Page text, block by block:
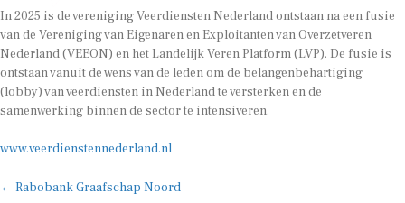
In 2025 is de vereniging Veerdiensten Nederland ontstaan na een fusie
van de Vereniging van Eigenaren en Exploitanten van Overzetveren
Nederland (VEEON) en het Landelijk Veren Platform (LVP). De fusie is
ontstaan vanuit de wens van de leden om de belangenbehartiging
(lobby) van veerdiensten in Nederland te versterken en de
samenwerking binnen de sector te intensiveren.
www.veerdienstennederland.nl
Posts
← Rabobank Graafschap Noord